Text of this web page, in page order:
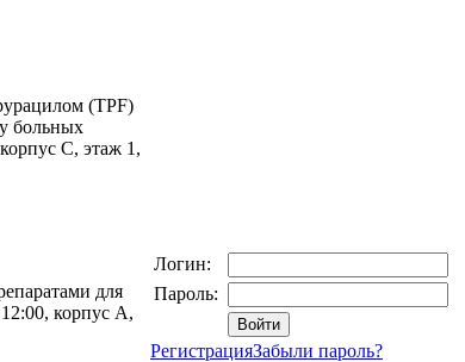
(TPF)
больных
С, этаж 1,
для
корпус A,
Логин:
Пароль:
РегистрацияЗабыли пароль?